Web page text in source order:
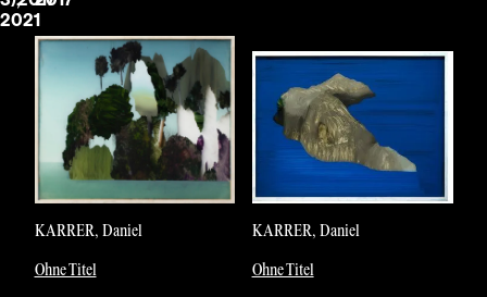
2021
KARRER, Daniel
Ohne Titel
KARRER, Daniel
Ohne Titel